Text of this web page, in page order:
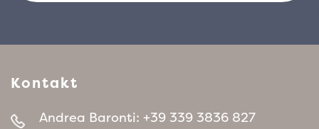
Kontakt
Andrea Baronti: +39 339 3836 827